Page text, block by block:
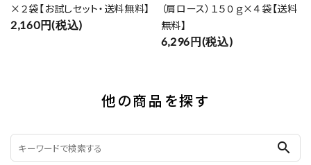
×２袋【お試しセット・送料無料】
2,160円(税込)
（肩ロース）１５０ｇ×４袋【送料
無料】
6,296円(税込)
他の商品を探す
search